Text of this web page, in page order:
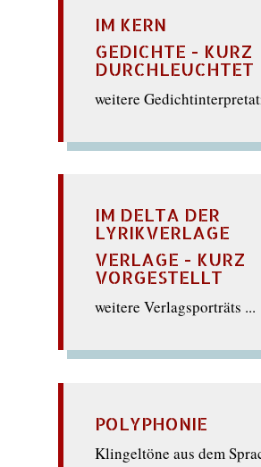
IM KERN
GEDICHTE - KURZ
DURCHLEUCHTET
weitere
IM DELTA DER
LYRIKVERLAGE
VERLAGE - KURZ
VORGESTELLT
weitere Verlagsporträts ...
POLYPHONIE
Klingeltöne aus dem